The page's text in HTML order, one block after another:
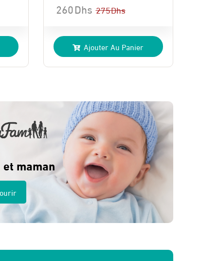
275Dhs
prix
initial
était :
260Dhs
prix
actuel
est :
Ajouter Au Panier
et maman